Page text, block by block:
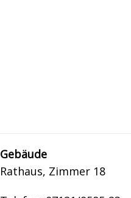
Gebäude
Rathaus, Zimmer 18